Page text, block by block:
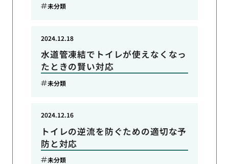
未分類
水道管凍結でトイレが使えなくなっ
たときの賢い対応
2024.12.18
未分類
トイレの逆流を防ぐための適切な予
防と対応
2024.12.16
未分類